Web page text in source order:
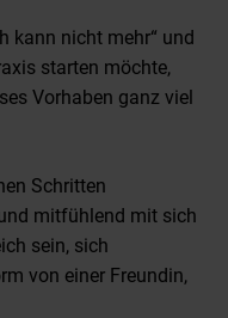
kann nicht mehr“ und
starten möchte,
Vorhaben ganz viel
Schritten
mitfühlend mit sich
sein, sich
von einer Freundin,